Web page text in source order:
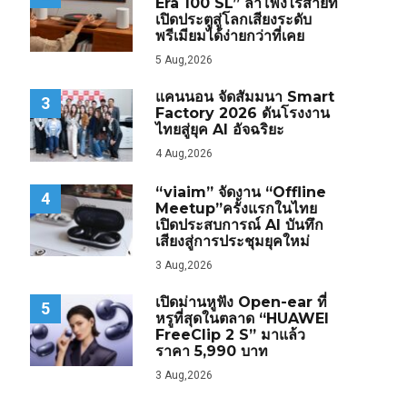
เปิดประตูสู่โลกเสียงระดับ
พรีเมียมได้ง่ายกว่าที่เคย
5 Aug,2026
3
แคนนอน จัดสัมมนา Smart
Factory 2026 ดันโรงงาน
ไทยสู่ยุค AI อัจฉริยะ
4 Aug,2026
4
“viaim” จัดงาน “Offline
Meetup”ครั้งแรกในไทย
เปิดประสบการณ์ AI บันทึก
เสียงสู่การประชุมยุคใหม่
3 Aug,2026
5
เปิดม่านหูฟัง Open-ear ที่
หรูที่สุดในตลาด “HUAWEI
FreeClip 2 S” มาแล้ว
ราคา 5,990 บาท
3 Aug,2026